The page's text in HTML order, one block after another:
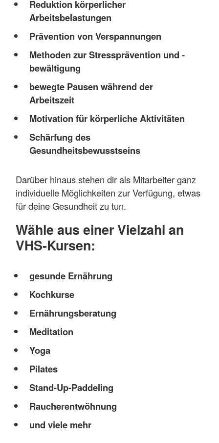
Reduktion körperlicher
Arbeitsbelastungen
Prävention von Verspannungen
Methoden zur Stressprävention und -
bewältigung
bewegte Pausen während der
Arbeitszeit
Motivation für körperliche Aktivitäten
Schärfung des
Gesundheitsbewusstseins
Darüber hinaus stehen dir als Mitarbeiter ganz
individuelle Möglichkeiten zur Verfügung, etwas
für deine Gesundheit zu tun.
Wähle aus einer Vielzahl an
VHS-Kursen:
gesunde Ernährung
Kochkurse
Ernährungsberatung
Meditation
Yoga
Pilates
Stand-Up-Paddeling
Raucherentwöhnung
und viele mehr